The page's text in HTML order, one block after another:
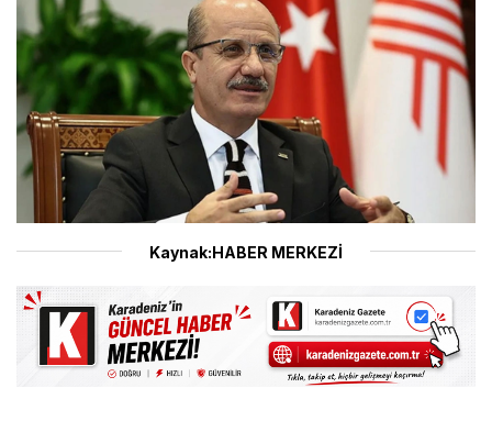
Kaynak:HABER MERKEZİ